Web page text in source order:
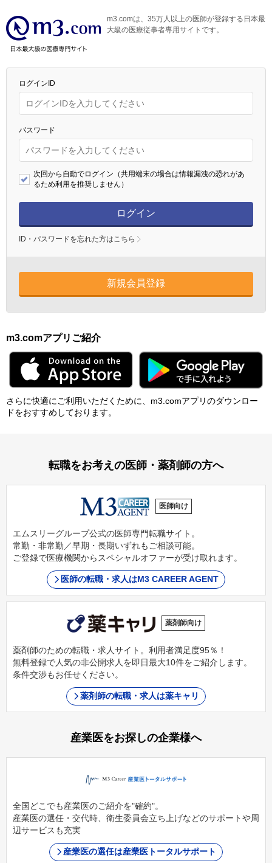
m3.comは、35万人以上の医師が登録する日本最
大級の医療従事者専用サイトです。
ログインID
パスワード
次回から自動でログイン（共用端末の場合は情報漏洩の恐れがあ
るため利用を推奨しません）
ログイン
ID・パスワードを忘れた方はこちら
新規会員登録
m3.comアプリご紹介
さらに快適にご利⽤いただくために、m3.comアプリのダウンロー
ドをおすすめしております。
転職をお考えの医師・薬剤師の方へ
医師向け
エムスリーグループ公式の医師専門転職サイト。
常勤・非常勤／早期・長期いずれもご相談可能。
ご登録で医療機関からスペシャルオファーが受け取れます。
医師の転職・求人はM3 CAREER AGENT
薬剤師向け
薬剤師のための転職・求人サイト。利用者満足度95％！
無料登録で人気の非公開求人を即日最大10件をご紹介します。
条件交渉もお任せください。
薬剤師の転職・求人は薬キャリ
産業医をお探しの企業様へ
全国どこでも産業医のご紹介を"確約"。
産業医の選任・交代時、衛生委員会立ち上げなどのサポートや周
辺サービスも充実
産業医の選任は産業医トータルサポート